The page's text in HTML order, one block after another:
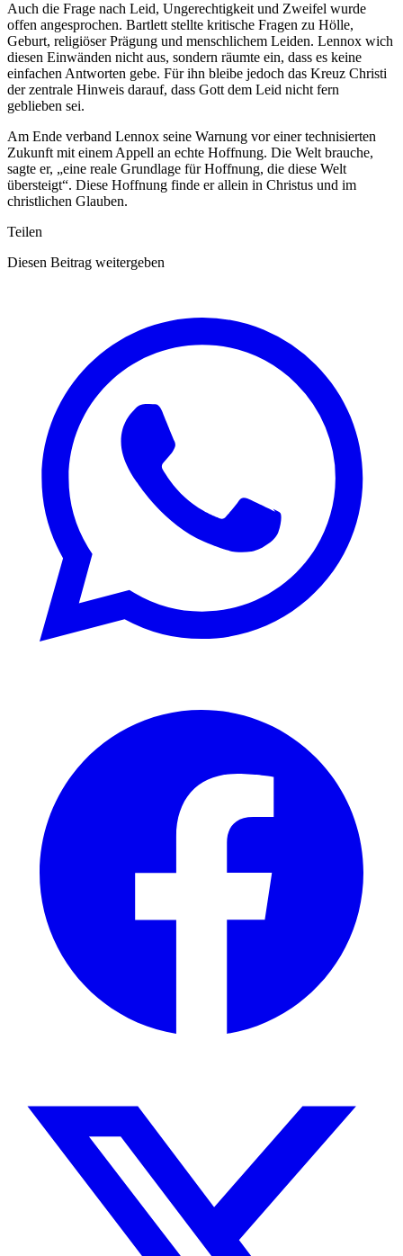
Auch die Frage nach Leid, Ungerechtigkeit und Zweifel wurde
offen angesprochen. Bartlett stellte kritische Fragen zu Hölle,
Geburt, religiöser Prägung und menschlichem Leiden. Lennox wich
diesen Einwänden nicht aus, sondern räumte ein, dass es keine
einfachen Antworten gebe. Für ihn bleibe jedoch das Kreuz Christi
der zentrale Hinweis darauf, dass Gott dem Leid nicht fern
geblieben sei.
Am Ende verband Lennox seine Warnung vor einer technisierten
Zukunft mit einem Appell an echte Hoffnung. Die Welt brauche,
sagte er, „eine reale Grundlage für Hoffnung, die diese Welt
übersteigt“. Diese Hoffnung finde er allein in Christus und im
christlichen Glauben.
Teilen
Diesen Beitrag weitergeben